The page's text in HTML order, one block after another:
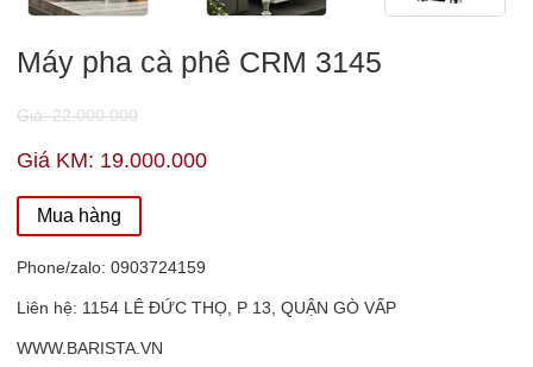
Máy pha cà phê CRM 3145
Giá: 22.000.000
Giá KM: 19.000.000
Mua hàng
Phone/zalo: 0903724159
Liên hệ: 1154 LÊ ĐỨC THỌ, P 13, QUẬN GÒ VẤP
WWW.BARISTA.VN